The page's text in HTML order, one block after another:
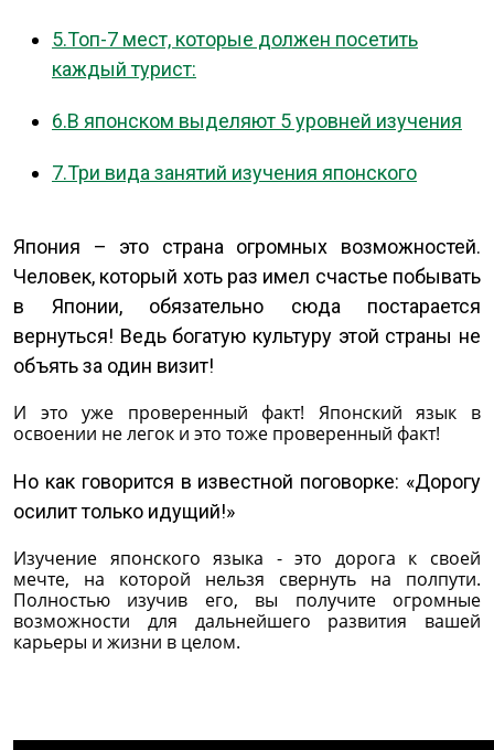
5.Топ-7 мест, которые должен посетить
каждый турист:
6.В японском выделяют 5 уровней изучения
7.Три вида занятий изучения японского
Япония – это страна огромных возможностей.
Человек, который хоть раз имел счастье побывать
в Японии, обязательно сюда постарается
вернуться! Ведь богатую культуру этой страны не
объять за один визит!
И это уже проверенный факт! Японский язык в
освоении не легок и это тоже проверенный факт!
Но как говорится в известной поговорке: «Дорогу
осилит только идущий!»
Изучение японского языка - это дорога к своей
мечте, на которой нельзя свернуть на полпути.
Полностью изучив его, вы получите огромные
возможности для дальнейшего развития вашей
карьеры и жизни в целом.